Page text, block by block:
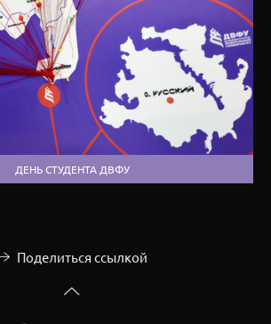
ДЕНЬ СТУДЕНТА ДВФУ
Поделиться ссылкой